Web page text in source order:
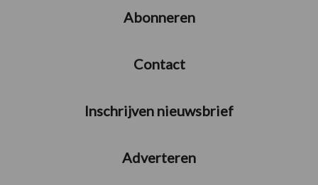
Abonneren
Contact
Inschrijven nieuwsbrief
Adverteren